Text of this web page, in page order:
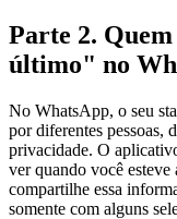
Parte 2.
último" no
No WhatsApp, o seu
por diferentes pessoas,
privacidade. O
ver quando você
compartilhe essa
somente com alguns